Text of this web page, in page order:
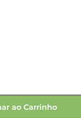
ao Carrinho